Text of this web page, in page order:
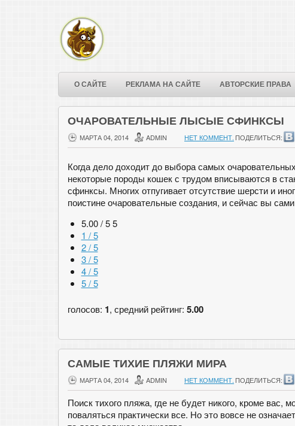
О САЙТЕ РЕКЛАМА НА САЙТЕ АВТОРСКИЕ ПРАВА
ОЧАРОВАТЕЛЬНЫЕ ЛЫСЫЕ СФИНКСЫ
МАРТА 04, 2014 ADMIN НЕТ КОММЕНТ. ПОДЕЛИТЬСЯ:
Когда дело доходит до выбора самых
некоторые породы кошек с трудом вписываются в
сфинксы. Многих отпугивает отсутствие шерсти и
поистине очаровательные создания, и сейчас вы
5.00 / 5 5
1 / 5
2 / 5
3 / 5
4 / 5
5 / 5
голосов: 1, средний рейтинг: 5.00
САМЫЕ ТИХИЕ ПЛЯЖИ МИРА
МАРТА 04, 2014 ADMIN НЕТ КОММЕНТ. ПОДЕЛИТЬСЯ:
Поиск тихого пляжа, где не будет никого, кроме вас,
поваляться практически все. Но это вовсе не